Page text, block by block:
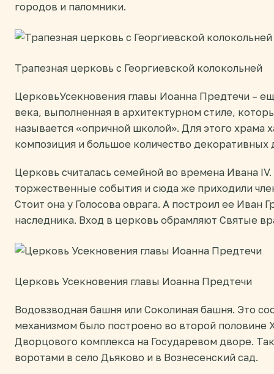
городов и паломники.
Трапезная церковь с Георгиевской колокольней
ЦерковьУсекновения главы Иоанна Предтечи –
века, выполненная в архитектурном стиле,
называется «опричной школой». Для этого храма
композиция и большое количество декоративных
Церковь считалась семейной во времена Ивана
торжественные события и сюда же приходили
Стоит она у Голосова оврага. А построил ее Иван
наследника. Вход в церковь обрамляют Святые
Церковь Усекновения главы Иоанна Предтечи
Водовзводная башня или Соколиная башня. Это
механизмом было построено во второй половине
Дворцового комплекса на Государевом дворе.
воротами в село Дьяково и в Вознесенский сад.